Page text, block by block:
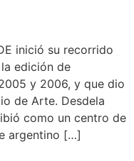
inició su recorrido
edición de
y 2006, y que dio
de Arte. Desdela
como un centro de
argentino […]